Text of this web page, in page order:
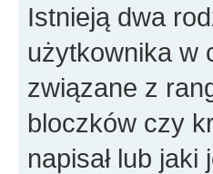
Istnieją dwa
użytkownika w
związane z
bloczków czy
napisał lub